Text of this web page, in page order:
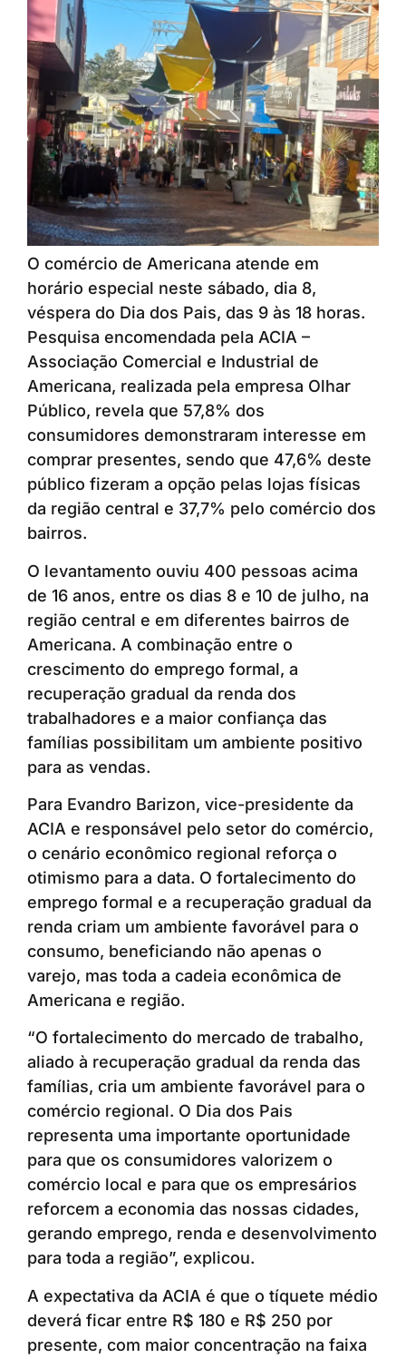
O comércio de Americana atende em
horário especial neste sábado, dia 8,
véspera do Dia dos Pais, das 9 às 18 horas.
Pesquisa encomendada pela ACIA –
Associação Comercial e Industrial de
Americana, realizada pela empresa Olhar
Público, revela que 57,8% dos
consumidores demonstraram interesse em
comprar presentes, sendo que 47,6% deste
público fizeram a opção pelas lojas físicas
da região central e 37,7% pelo comércio dos
bairros.
O levantamento ouviu 400 pessoas acima
de 16 anos, entre os dias 8 e 10 de julho, na
região central e em diferentes bairros de
Americana. A combinação entre o
crescimento do emprego formal, a
recuperação gradual da renda dos
trabalhadores e a maior confiança das
famílias possibilitam um ambiente positivo
para as vendas.
Para Evandro Barizon, vice-presidente da
ACIA e responsável pelo setor do comércio,
o cenário econômico regional reforça o
otimismo para a data. O fortalecimento do
emprego formal e a recuperação gradual da
renda criam um ambiente favorável para o
consumo, beneficiando não apenas o
varejo, mas toda a cadeia econômica de
Americana e região.
“O fortalecimento do mercado de trabalho,
aliado à recuperação gradual da renda das
famílias, cria um ambiente favorável para o
comércio regional. O Dia dos Pais
representa uma importante oportunidade
para que os consumidores valorizem o
comércio local e para que os empresários
reforcem a economia das nossas cidades,
gerando emprego, renda e desenvolvimento
para toda a região”, explicou.
A expectativa da ACIA é que o tíquete médio
deverá ficar entre R$ 180 e R$ 250 por
presente, com maior concentração na faixa